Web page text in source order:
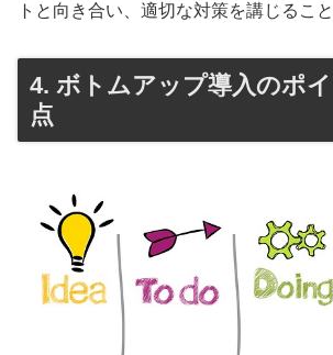
トと向き合い、適切な対策を講じるこ
4. ボトムアップ導入のポ
点